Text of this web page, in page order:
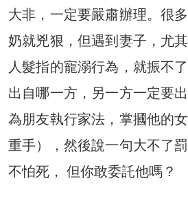
大非，一定要嚴肅辦理。很
奶就兇狠，但遇到妻子，尤
人髮指的寵溺行為，就振不
出自哪一方，另一方一定要
為朋友執行家法，掌摑他的
重手），然後說一句大不了
不怕死， 但你敢委託他嗎？